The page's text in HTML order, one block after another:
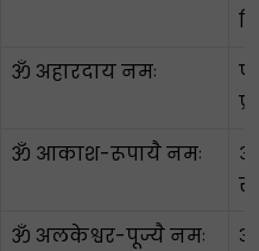
ॐ अहारदाय नमः
ॐ आकाश-रूपायै नमः
ॐ अलकेश्वर-पूज्यै नमः